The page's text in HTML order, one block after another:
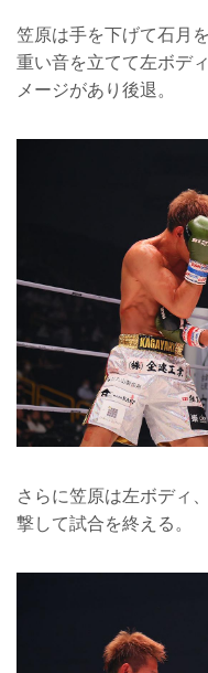
笠原は手を下げて石月
重い音を立てて左ボデ
メージがあり後退。
さらに笠原は左ボディ
撃して試合を終える。